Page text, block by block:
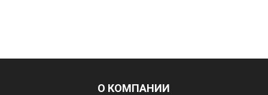
О КОМПАНИИ